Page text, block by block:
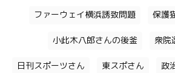
ファーウェイ横浜誘致問題 保護
小此木八郎さんの後釜 衆院
日刊スポーツさん 東スポさん 政